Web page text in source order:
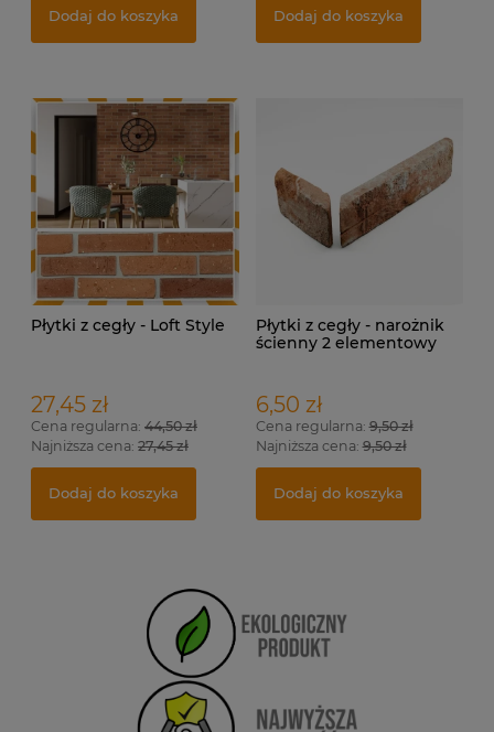
Dodaj do koszyka Dodaj do koszyka
Płytki z cegły - Loft Style
27,45 zł
Cena regularna: 44,50 zł
Najniższa cena: 27,45 zł
Dodaj do koszyka
Płytki z cegły - narożnik
ścienny 2 elementowy
6,50 zł
Cena regularna:9,50 zł
Najniższa cena:9,50 zł
Dodaj do koszyka